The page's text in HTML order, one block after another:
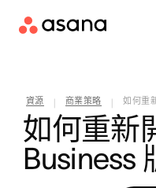
資源 商業策略 如何重
如何重新
Business